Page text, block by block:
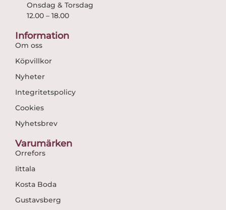
Onsdag & Torsdag
12.00 – 18.00
Information
Om oss
Köpvillkor
Nyheter
Integritetspolicy
Cookies
Nyhetsbrev
Varumärken
Orrefors
Iittala
Kosta Boda
Gustavsberg